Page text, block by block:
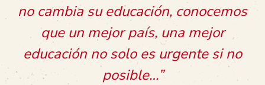
no cambia su educación, conocemos
que un mejor país, una mejor
educación no solo es urgente si no
posible…”